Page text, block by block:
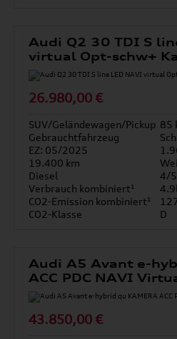
Audi Q2 30 TDI S
virtual Opt-schw+
26.980,00 €
SUV/Geländewagen/Pickup 85
Gebrauchtfahrzeug
EZ: 05/2025
19.400 km
Diesel
4/5
Verbrauch kombiniert¹
CO2-Emission kombiniert¹
CO2-Klasse
D
Audi A5 Avant e-
ACC PDC NAVI
43.850,00 €